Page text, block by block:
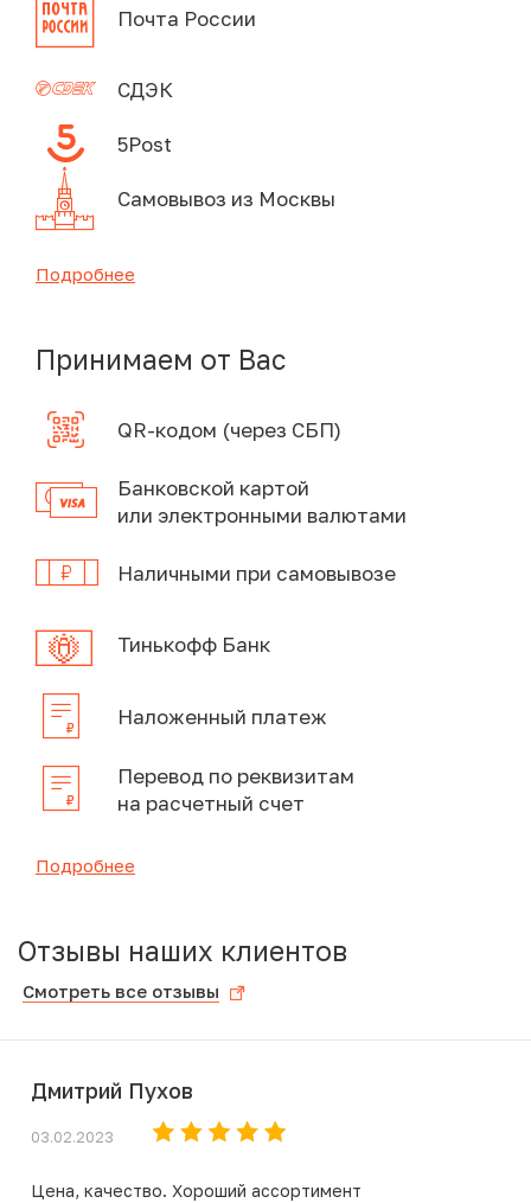
Почта России
СДЭК
5Post
Самовывоз из Москвы
Подробнее
Принимаем от Вас
QR-кодом (через СБП)
Банковской картой
или электронными валютами
Наличными при самовывозе
Тинькофф Банк
Наложенный платеж
Перевод по реквизитам
на расчетный счет
Подробнее
Отзывы наших клиентов
Смотреть все отзывы
Дмитрий Пухов
03.02.2023
Цена, качество. Хороший ассортимент